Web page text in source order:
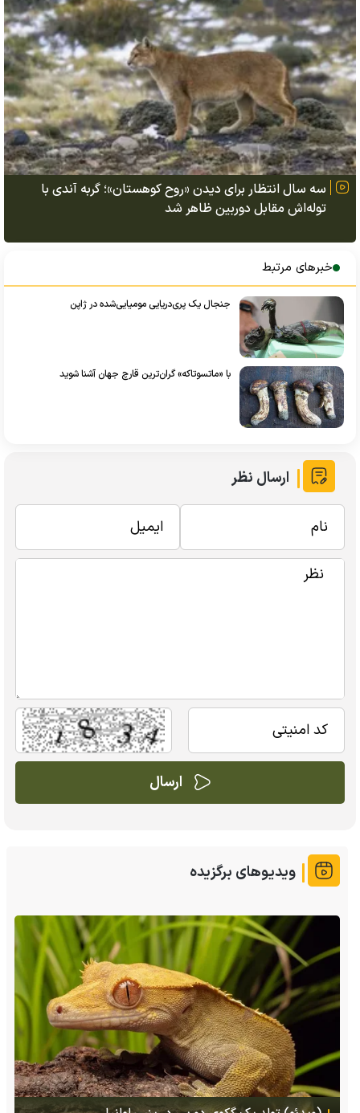
سه سال انتظار برای دیدن «روح کوهستان»؛ گربه آندی با
توله‌اش مقابل دوربین ظاهر شد
خبرهای مرتبط
جنجال یک پری‌دریایی مومیایی‌شده در ژاپن
با «ماتسوتاکه» گران‌ترین قارچ جهان آشنا شوید
ارسال نظر
ویدیوهای برگزیده
(ویدئو) تصاویر شگفت‌انگیز از مارمولک گلو بادبزنی که